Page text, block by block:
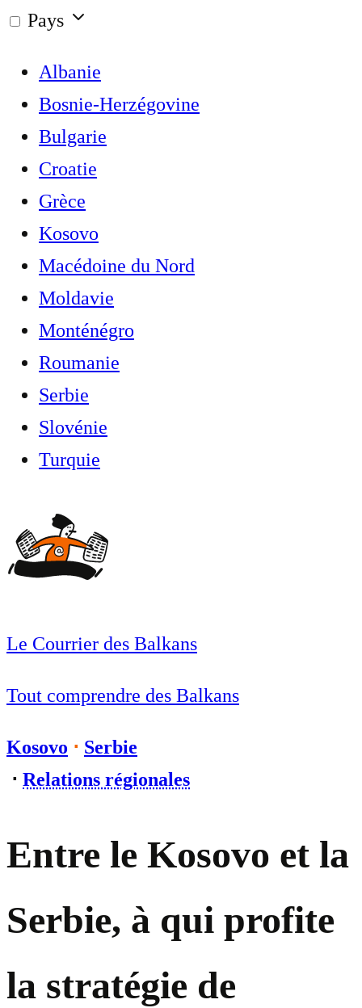
Pays
Albanie
Bosnie-Herzégovine
Bulgarie
Croatie
Grèce
Kosovo
Macédoine du Nord
Moldavie
Monténégro
Roumanie
Serbie
Slovénie
Turquie
Le Courrier des Balkans
Tout comprendre des Balkans
Kosovo ⋅ Serbie
⋅ Relations régionales
Entre le Kosovo et la
Serbie, à qui profite
la stratégie de